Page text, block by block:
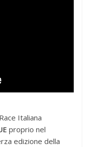
Italiana
proprio nel
edizione della